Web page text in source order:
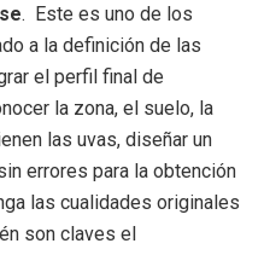
. Este es uno de los
a la definición de las
el perfil final de
la zona, el suelo, la
las uvas, diseñar un
errores para la obtención
las cualidades originales
son claves el